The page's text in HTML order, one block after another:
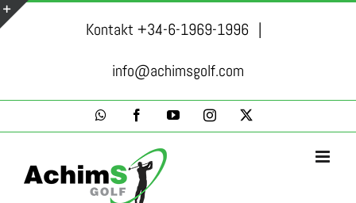
Skip
Kontakt +34-6-1969-1996 |
info@achimsgolf.com
WhatsAppFacebookYouTubeInstagram
X